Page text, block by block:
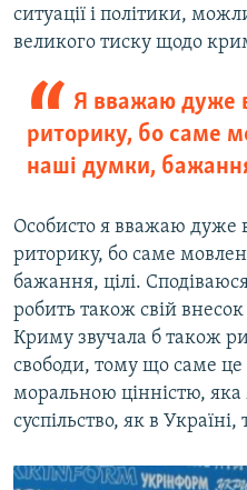
ситуації і політики,
великого тиску щодо
Я вважаю дуже
риторику, бо саме
наші думки,
Особисто я вважаю дуже
риторику, бо саме
бажання, цілі.
робить також свій
Криму звучала б також
свободи, тому що саме це
моральною цінністю, яка
суспільство, як в